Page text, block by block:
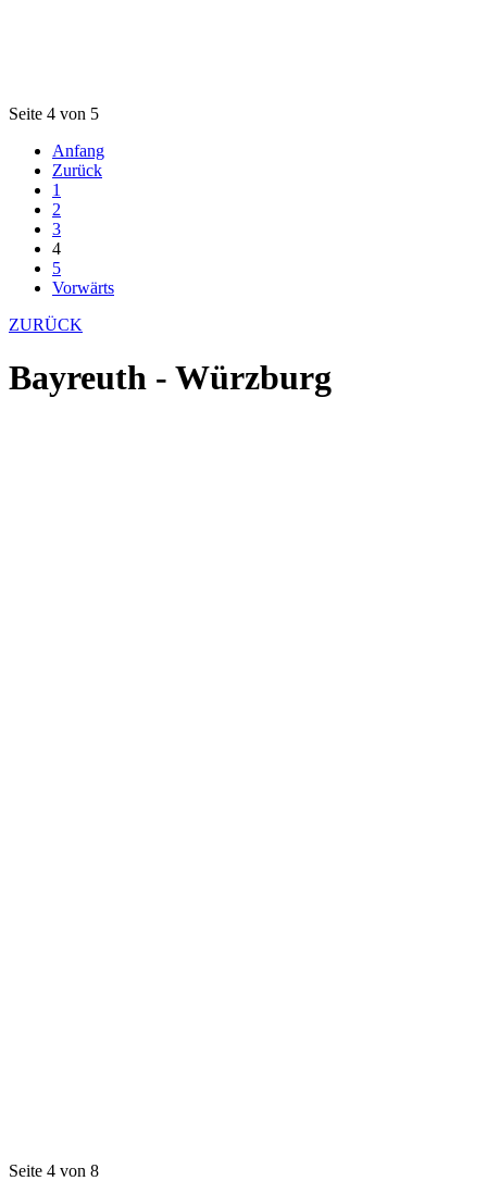
Seite 4 von 5
Anfang
Zurück
1
2
3
4
5
Vorwärts
ZURÜCK
Bayreuth - Würzburg
Seite 4 von 8